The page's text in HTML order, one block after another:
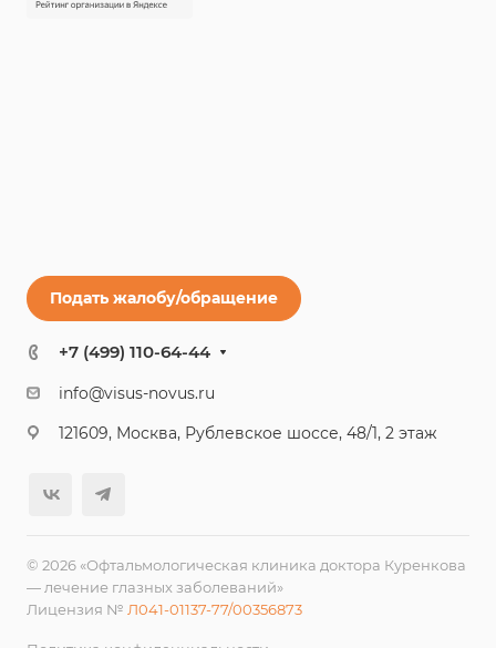
Подать жалобу/обращение
+7 (499) 110-64-44
info@visus-novus.ru
121609, Москва, Рублевское шоссе, 48/1, 2 этаж
© 2026 «Офтальмологическая клиника доктора Куренкова
— лечение глазных заболеваний»
Лицензия № Л041-01137-77/00356873